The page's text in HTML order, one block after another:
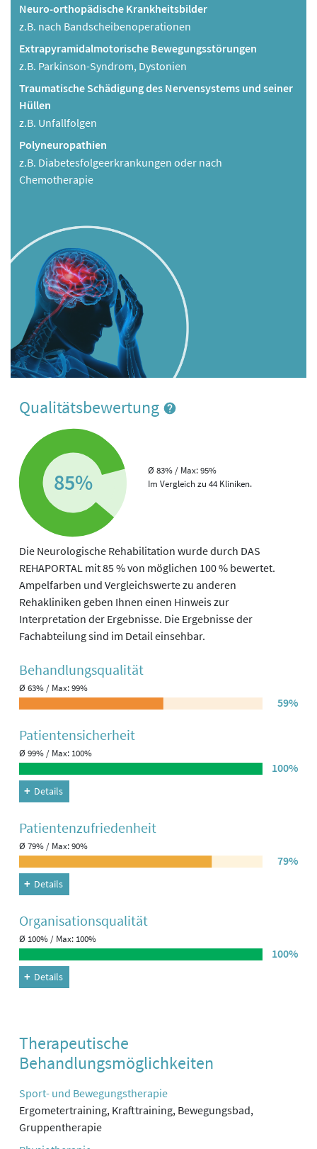
Neuro-orthopädische Krankheitsbilder
z.B. nach Bandscheibenoperationen
Extrapyramidalmotorische Bewegungsstörungen
z.B. Parkinson-Syndrom, Dystonien
Traumatische Schädigung des Nervensystems und seiner
Hüllen
z.B. Unfallfolgen
Polyneuropathien
z.B. Diabetesfolgeerkrankungen oder nach
Chemotherapie
Qualitätsbewertung
85%
Ø 83% / Max: 95%
Im Vergleich zu 44 Kliniken.
Die Neurologische Rehabilitation wurde durch DAS
REHAPORTAL mit 85 % von möglichen 100 % bewertet.
Ampelfarben und Vergleichswerte zu anderen
Rehakliniken geben Ihnen einen Hinweis zur
Interpretation der Ergebnisse. Die Ergebnisse der
Fachabteilung sind im Detail einsehbar.
Behandlungs­qualität
Ø 63% / Max: 99%
59%
Patienten­sicherheit
Ø 99% / Max: 100%
100%
Details
Patienten­zufriedenheit
Ø 79% / Max: 90%
79%
Details
Organisations­qualität
Ø 100% / Max: 100%
100%
Details
Therapeutische
Behandlungsmöglichkeiten
Sport- und Bewegungstherapie
Ergometertraining, Krafttraining, Bewegungsbad,
Gruppentherapie